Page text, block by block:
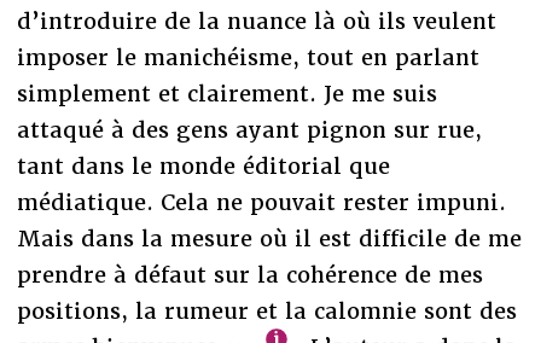
d’introduire de la nuance là où ils veulent
imposer le manichéisme, tout en parlant
simplement et clairement. Je me suis
attaqué à des gens ayant pignon sur rue,
tant dans le monde éditorial que
médiatique. Cela ne pouvait rester impuni.
Mais dans la mesure où il est difficile de me
prendre à défaut sur la cohérence de mes
positions, la rumeur et la calomnie sont des